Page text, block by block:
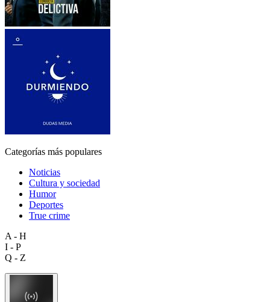
Categorías más populares
Noticias
Cultura y sociedad
Humor
Deportes
True crime
A - H
I - P
Q - Z